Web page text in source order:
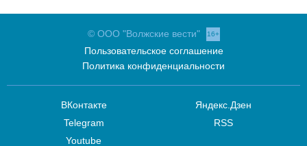
© ООО "Волжские вести" 16+
Пользовательское соглашение
Политика конфиденциальности
ВКонтакте
Telegram
Youtube
Яндекс.Дзен
RSS